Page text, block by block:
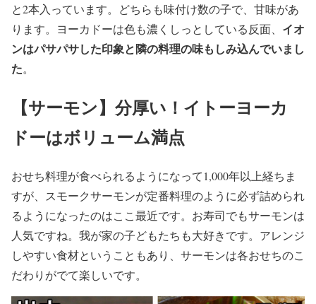
と2本入っています。どちらも味付け数の子で、甘味があ
ります。ヨーカドーは色も濃くしっとしている反面、 イオ
ンはパサパサした印象と隣の料理の味もしみ込んでいまし
た。
【サーモン】分厚い！イトーヨーカ
ドーはボリューム満点
おせち料理が食べられるようになって1,000年以上経ちま
すが、スモークサーモンが定番料理のように必ず詰められ
るようになったのはここ最近です。お寿司でもサーモンは
人気ですね。我が家の子どもたちも大好きです。アレンジ
しやすい食材ということもあり、サーモンは各おせちのこ
だわりがでて楽しいです。